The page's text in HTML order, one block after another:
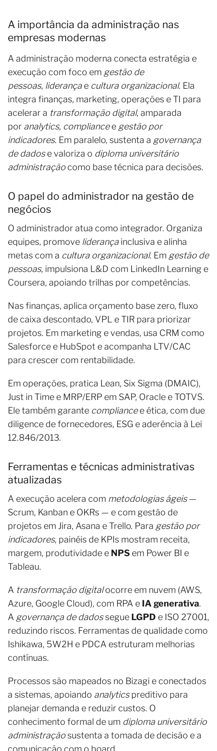
A importância da administração nas
empresas modernas
A administração moderna conecta estratégia e
execução com foco em gestão de
pessoas, liderançae cultura organizacional. Ela
integra finanças, marketing, operações e TI para
acelerar a transformação digital, amparada
por analytics, compliancee gestão por
indicadores. Em paralelo, sustenta a governança
de dadose valoriza o diploma universitário
administraçãocomo base técnica para decisões.
O papel do administrador na gestão de
negócios
O administrador atua como integrador. Organiza
equipes, promove liderançainclusiva e alinha
metas com a cultura organizacional. Em gestão de
pessoas, impulsiona L&D com LinkedIn Learning e
Coursera, apoiando trilhas por competências.
Nas finanças, aplica orçamento base zero, fluxo
de caixa descontado, VPL e TIR para priorizar
projetos. Em marketing e vendas, usa CRM como
Salesforce e HubSpot e acompanha LTV/CAC
para crescer com rentabilidade.
Em operações, pratica Lean, Six Sigma (DMAIC),
Just in Time e MRP/ERP em SAP, Oracle e TOTVS.
Ele também garante compliancee ética, com due
diligence de fornecedores, ESG e aderência à Lei
12.846/2013.
Ferramentas e técnicas administrativas
atualizadas
A execução acelera com metodologias ágeis—
Scrum, Kanban e OKRs — e com gestão de
projetos em Jira, Asana e Trello. Para gestão por
indicadores, painéis de KPIs mostram receita,
margem, produtividade e NPS em Power BI e
Tableau.
A transformação digitalocorre em nuvem (AWS,
Azure, Google Cloud), com RPA e IA generativa.
A governança de dadossegue LGPD e ISO 27001,
reduzindo riscos. Ferramentas de qualidade como
Ishikawa, 5W2H e PDCA estruturam melhorias
contínuas.
Processos são mapeados no Bizagi e conectados
a sistemas, apoiando analyticspreditivo para
planejar demanda e reduzir custos. O
conhecimento formal de um diploma universitário
administraçãosustenta a tomada de decisão e a
comunicação com o board.